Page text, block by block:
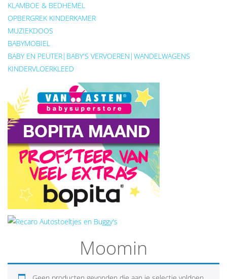
KLAMBOE & BEDHEMEL
OPBERGREK KINDERKAMER
MUZIEKDOOS
BABYMOBIEL
BABY EN PEUTER|BABY'S VERVOEREN|WANDELWAGENS
KINDERVLOERKLEED
Moomin